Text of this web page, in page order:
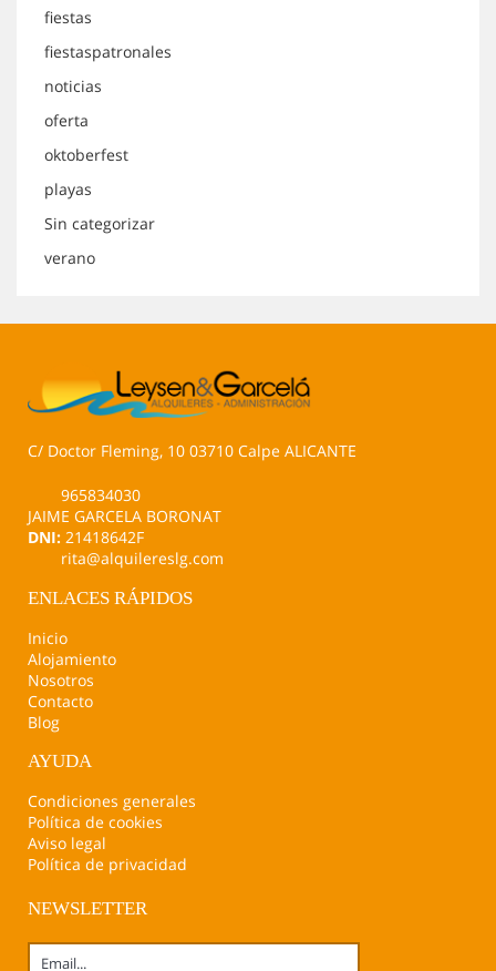
fiestas
fiestaspatronales
noticias
oferta
oktoberfest
playas
Sin categorizar
verano
C/ Doctor Fleming, 10 03710 Calpe ALICANTE
965834030
JAIME GARCELA BORONAT
DNI: 21418642F
rita@alquilereslg.com
ENLACES RÁPIDOS
Inicio
Alojamiento
Nosotros
Contacto
Blog
AYUDA
Condiciones generales
Política de cookies
Aviso legal
Política de privacidad
NEWSLETTER